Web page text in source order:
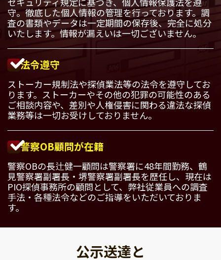
守。徹底した個人情報の管理を行っております。調
査の書類やデータは一定期間の保存後、完全に処分
いたします。情報が漏えいは一切ございません。
法令遵守
ストーカー規制法や探偵業法等の法令を遵守してお
ります。ストーカーやその他の犯罪の可能性のある
ご相談内容や、差別や人権侵害に関わる違法な探偵
業務等は一切お受けしておりません。
警察OB顧問が在籍
警察OBの長辻健一顧問は警察署に48年間勤務、鶴
見警察署副署長・堺警察署副署長を歴任し、現在は
PIO探偵事務所の顧問として、弊社従業員への調査
手法・各種法令などのご指導をいただいておりま
す。
公示送達と